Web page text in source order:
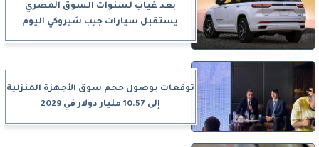
بعد غياب لسنوات السوق المصري
يستقبل سيارات جيب شيروكي اليوم
توقعات بوصول حجم سوق الأجهزة المنزلية
إلى 10.57 مليار دولار في 2029